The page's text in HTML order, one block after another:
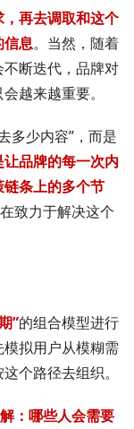
再去调取和这个
信息。当然，随着
断迭代，品牌对
越来越重要。
多少内容”，而是
品牌的每一次内
条上的多个节
致力于解决这个
”的组合模型进行
拟用户从模糊需
个路径去组织。
：哪些人会需要